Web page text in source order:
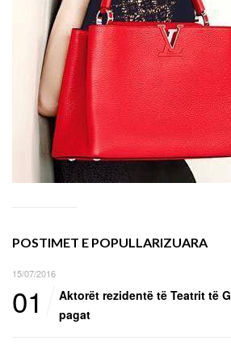
POSTIMET E POPULLARIZUARA
15/07/2016
01
Aktorët rezidentë të Teatrit të
pagat